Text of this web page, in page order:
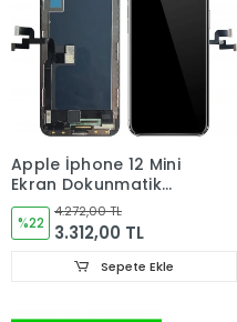
Apple İphone 12 Mini
Ekran Dokunmatik
Cam Sof OLED
%22
4.272,00 TL
3.312,00 TL
Sepete Ekle